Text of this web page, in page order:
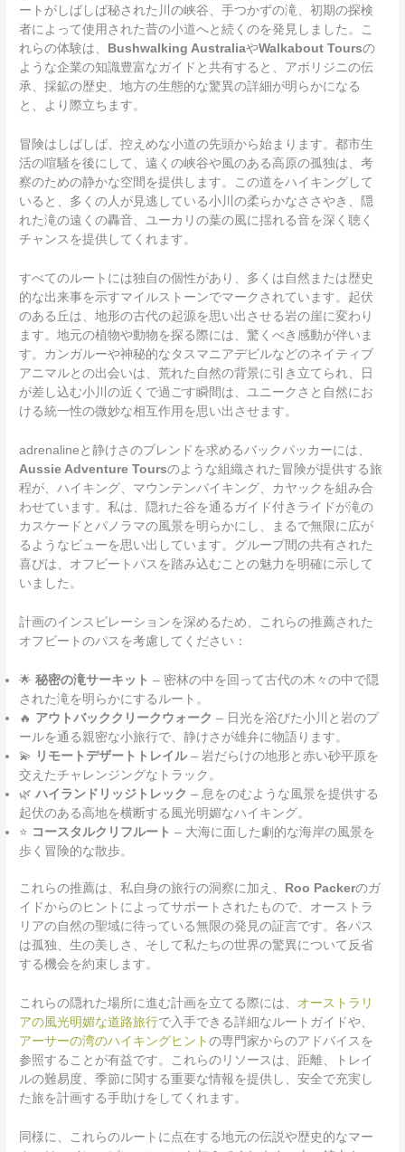
ートがしばしば秘された川の峡谷、手つかずの滝、初期の探検
者によって使用された昔の小道へと続くのを発見しました。こ
れらの体験は、
Bushwalking AustraliaやWalkabout Toursの
ような企業の知識豊富なガイドと共有すると、アボリジニの伝
承、採鉱の歴史、地方の生態的な驚異の詳細が明らかになる
と、より際立ちます。
冒険はしばしば、控えめな小道の先頭から始まります。都市生
活の喧騒を後にして、遠くの峡谷や風のある高原の孤独は、考
察のための静かな空間を提供します。この道をハイキングして
いると、多くの人が見逃している小川の柔らかなささやき、隠
れた滝の遠くの轟音、ユーカリの葉の風に揺れる音を深く聴く
チャンスを提供してくれます。
すべてのルートには独自の個性があり、多くは自然または歴史
的な出来事を示すマイルストーンでマークされています。起伏
のある丘は、地形の古代の起源を思い出させる岩の崖に変わり
ます。地元の植物や動物を探る際には、驚くべき感動が伴いま
す。カンガルーや神秘的なタスマニアデビルなどのネイティブ
アニマルとの出会いは、荒れた自然の背景に引き立てられ、日
が差し込む小川の近くで過ごす瞬間は、ユニークさと自然にお
ける統一性の微妙な相互作用を思い出させます。
adrenalineと静けさのブレンドを求めるバックパッカーには、
Aussie Adventure Toursのような組織された冒険が提供する旅
程が、ハイキング、マウンテンバイキング、カヤックを組み合
わせています。私は、隠れた谷を通るガイド付きライドが滝の
カスケードとパノラマの風景を明らかにし、まるで無限に広が
るようなビューを思い出しています。グループ間の共有された
喜びは、オフビートパスを踏み込むことの魅力を明確に示して
いました。
計画のインスピレーションを深めるため、これらの推薦された
オフビートのパスを考慮してください：
🌟秘密の滝サーキット – 密林の中を回って古代の木々の中で隠
された滝を明らかにするルート。
🔥 アウトバッククリークウォーク – 日光を浴びた小川と岩のプ
ールを通る親密な小旅行で、静けさが雄弁に物語ります。
💫 リモートデザートトレイル– 岩だらけの地形と赤い砂平原を
交えたチャレンジングなトラック。
🌿ハイランドリッジトレック – 息をのむような風景を提供する
起伏のある高地を横断する風光明媚なハイキング。
⭐ コースタルクリフルート – 大海に面した劇的な海岸の風景を
歩く冒険的な散歩。
これらの推薦は、私自身の旅行の洞察に加え、 Roo Packerのガ
イドからのヒントによってサポートされたもので、オーストラ
リアの自然の聖域に待っている無限の発見の証言です。各パス
は孤独、生の美しさ、そして私たちの世界の驚異について反省
する機会を約束します。
これらの隠れた場所に進む計画を立てる際には、 オーストラリ
アの風光明媚な道路旅行で入手できる詳細なルートガイドや、
アーサーの湾のハイキングヒントの専門家からのアドバイスを
参照することが有益です。これらのリソースは、距離、トレイ
ルの難易度、季節に関する重要な情報を提供し、安全で充実し
た旅を計画する手助けをしてくれます。
同様に、これらのルートに点在する地元の伝説や歴史的なマー